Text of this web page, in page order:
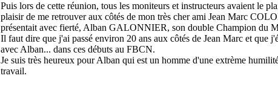
Puis lors de cette réunion, tous les moniteurs et instructeurs avaient le
plaisir de me retrouver aux côtés de mon très cher ami Jean Marc
présentait avec fierté, Alban GALONNIER, son double Champion du
Il faut dire que j'ai passé environ 20 ans aux côtés de Jean Marc et que
avec Alban... dans ces débuts au FBCN.
Je suis très heureux pour Alban qui est un homme d'une extrème
travail.